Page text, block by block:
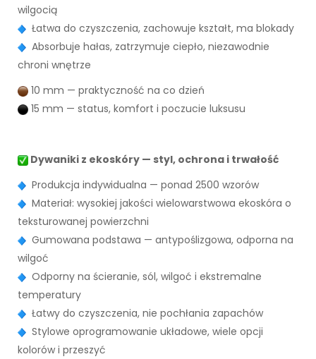
wilgocią
Łatwa do czyszczenia, zachowuje kształt, ma blokady
Absorbuje hałas, zatrzymuje ciepło, niezawodnie
chroni wnętrze
10 mm — praktyczność na co dzień
15 mm — status, komfort i poczucie luksusu
Dywaniki z ekoskóry — styl, ochrona i trwałość
Produkcja indywidualna — ponad 2500 wzorów
Materiał: wysokiej jakości wielowarstwowa ekoskóra o
teksturowanej powierzchni
Gumowana podstawa — antypoślizgowa, odporna na
wilgoć
Odporny na ścieranie, sól, wilgoć i ekstremalne
temperatury
Łatwy do czyszczenia, nie pochłania zapachów
Stylowe oprogramowanie układowe, wiele opcji
kolorów i przeszyć